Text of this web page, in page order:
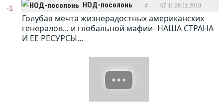
-1 НОД-посолонь # 07:11 29.11.2018
ОТВЕТИТЬ
Голубая мечта жизнерадостных американских
генералов... и глобальной мафии- НАША СТРАНА
И ЕЕ РЕСУРСЫ...